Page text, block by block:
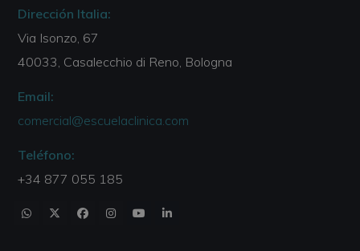
Dirección Italia:
Via Isonzo, 67
40033, Casalecchio di Reno, Bologna
Email:
comercial@escuelaclinica.com
Teléfono:
+34 877 055 185